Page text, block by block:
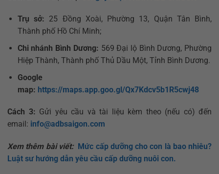
Trụ sở: 25 Đồng Xoài, Phường 13, Quận Tân Bình,
Thành phố Hồ Chí Minh;
Chi nhánh Bình Dương: 569 Đại lộ Bình Dương, Phường
Hiệp Thành, Thành phố Thủ Dầu Một, Tỉnh Bình Dương.
Google
map: https://maps.app.goo.gl/Qx7Kdcv5b1R5cwj48
Cách 3: Gửi yêu cầu và tài liệu kèm theo (nếu có) đến
email: info@adbsaigon.com
Xem thêm bài viết: Mức cấp dưỡng cho con là bao nhiêu?
Luật sư hướng dẫn yêu cầu cấp dưỡng nuôi con.